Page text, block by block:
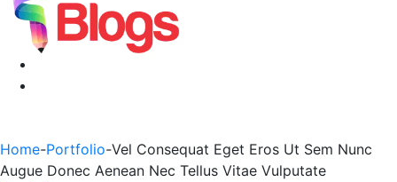
Home-Portfolio-Vel Consequat Eget Eros Ut Sem Nunc
Augue Donec Aenean Nec Tellus Vitae Vulputate